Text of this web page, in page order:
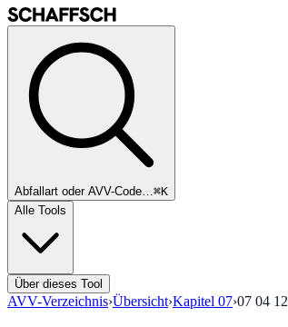
Abfallart oder AVV-Code…⌘K
Alle Tools
Über dieses Tool
AVV-Verzeichnis›Übersicht›Kapitel 07›07 04 12